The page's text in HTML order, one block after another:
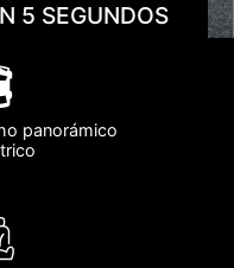
5 SEGUNDOS
panorámico